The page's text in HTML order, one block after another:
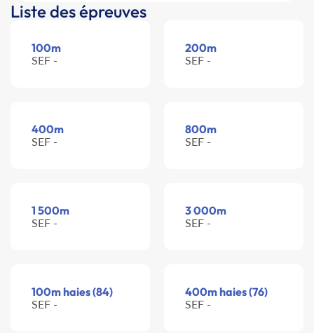
Liste des épreuves
100m
SEF -
200m
SEF -
400m
SEF -
800m
SEF -
1 500m
SEF -
3 000m
SEF -
100m haies (84)
SEF -
400m haies (76)
SEF -